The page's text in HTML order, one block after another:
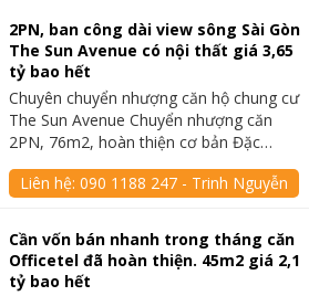
2PN, ban công dài view sông Sài Gòn
The Sun Avenue có nội thất giá 3,65
tỷ bao hết
Chuyên chuyển nhượng căn hộ chung cư
The Sun Avenue Chuyển nhượng căn
2PN, 76m2, hoàn thiện cơ bản Đặc…
Liên hệ:090 1188 247 - Trinh Nguyễn
Cần vốn bán nhanh trong tháng căn
Officetel đã hoàn thiện. 45m2 giá 2,1
tỷ bao hết